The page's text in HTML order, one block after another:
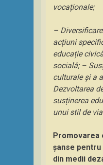
vocaționale;
–
acțiuni
educație
socială; –
culturale și a
Dezvoltarea
susținerea
unui stil de
Promovarea
șanse
din medii